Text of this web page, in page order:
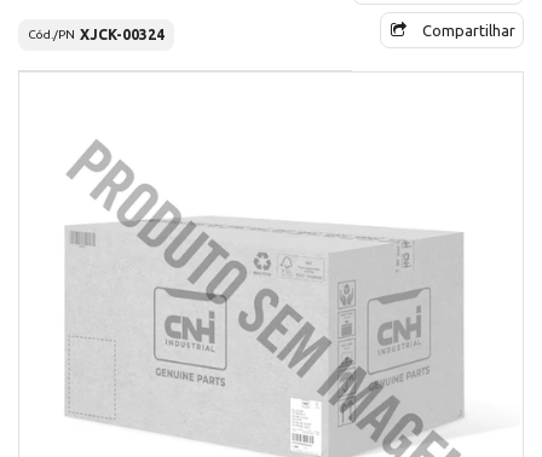
Cód./PN XJCK-00324 Compartilhar